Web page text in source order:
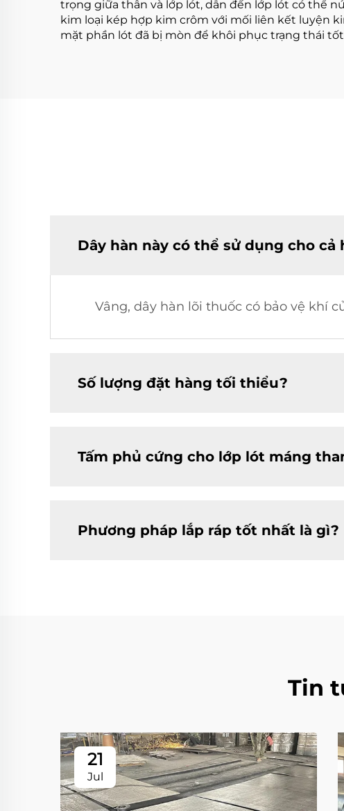
trọng giữa thân và lớp lót, dẫn đến lớp lót có thể
kim loại kép hợp kim crôm với mối liên kết luyện
mặt phần lót đã bị mòn để khôi phục trạng thái
Dây hàn này có thể sử dụng cho
Vâng, dây hàn lõi thuốc có bảo vệ khí
Số lượng đặt hàng tối thiểu?
Tấm phủ cứng cho lớp lót máng
Phương pháp lắp ráp tốt nhất là gì?
Tin
21
Jul